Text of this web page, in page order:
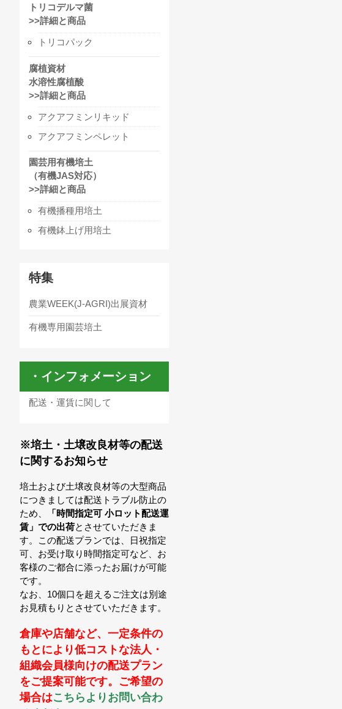
トリコデルマ菌
>>詳細と商品
トリコパック
腐植資材
水溶性腐植酸
>>詳細と商品
アクアフミンリキッド
アクアフミンペレット
園芸用有機培土
（有機JAS対応）
>>詳細と商品
有機播種用培土
有機鉢上げ用培土
特集
農業WEEK(J-AGRI)出展資材
有機専用園芸培土
・インフォメーション
配送・運賃に関して
※培土・土壌改良材等の配送
に関するお知らせ
培土および土壌改良材等の大型商品
につきましては配送トラブル防止の
ため、
「時間指定可 小ロット配送運
賃」での出荷とさせていただきま
す。この配送プランでは、日祝指定
可、お受け取り時間指定可など、お
客様のご都合に添ったお届けが可能
です。
なお、10個口を超えるご注文は別途
お見積もりとさせていただきます。
倉庫や店舗など、一定条件の
もとにより低コストな法人・
組織会員様向けの配送プラン
をご提案可能です。ご希望の
場合はこちらよりお問い合わ